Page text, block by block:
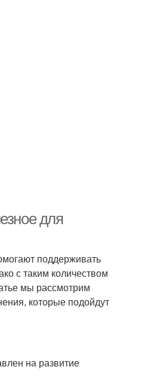
для
поддерживать
с таким количеством
мы рассмотрим
которые подойдут
на развитие